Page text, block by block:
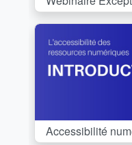
Cours:
Accessibilité